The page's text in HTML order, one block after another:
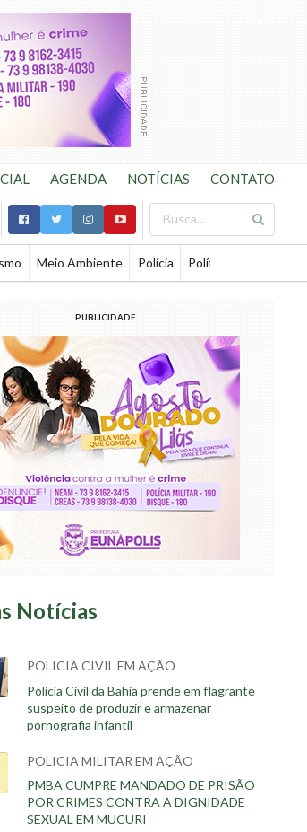
AGENDA NOTÍCIAS CONTATO
Meio Ambiente Polícia Política
PUBLICIDADE
Notícias
POLICIA CIVIL EM AÇÃO
Policia Civil da Bahia prende em flagrante
suspeito de produzir e armazenar
pornografia infantil
POLICIA MILITAR EM AÇÃO
PMBA CUMPRE MANDADO DE PRISÃO
POR CRIMES CONTRA A DIGNIDADE
SEXUAL EM MUCURI